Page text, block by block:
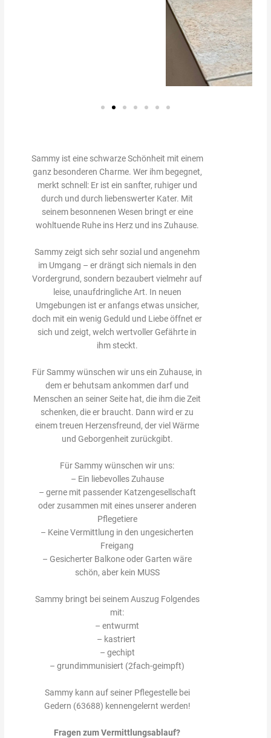
Sammy ist eine schwarze Schönheit mit einem
ganz besonderen Charme. Wer ihm begegnet,
merkt schnell: Er ist ein sanfter, ruhiger und
durch und durch liebenswerter Kater. Mit
seinem besonnenen Wesen bringt er eine
wohltuende Ruhe ins Herz und ins Zuhause.
Sammy zeigt sich sehr sozial und angenehm
im Umgang – er drängt sich niemals in den
Vordergrund, sondern bezaubert vielmehr auf
leise, unaufdringliche Art. In neuen
Umgebungen ist er anfangs etwas unsicher,
doch mit ein wenig Geduld und Liebe öffnet er
sich und zeigt, welch wertvoller Gefährte in
ihm steckt.
Für Sammy wünschen wir uns ein Zuhause, in
dem er behutsam ankommen darf und
Menschen an seiner Seite hat, die ihm die Zeit
schenken, die er braucht. Dann wird er zu
einem treuen Herzensfreund, der viel Wärme
und Geborgenheit zurückgibt.
Für Sammy wünschen wir uns:
– Ein liebevolles Zuhause
– gerne mit passender Katzengesellschaft
oder zusammen mit eines unserer anderen
Pflegetiere
– Keine Vermittlung in den ungesicherten
Freigang
– Gesicherter Balkone oder Garten wäre
schön, aber kein MUSS
Sammy bringt bei seinem Auszug Folgendes
mit:
– entwurmt
– kastriert
– gechipt
– grundimmunisiert (2fach-geimpft)
Sammy kann auf seiner Pflegestelle bei
Gedern (63688) kennengelernt werden!
Fragen zum Vermittlungsablauf?